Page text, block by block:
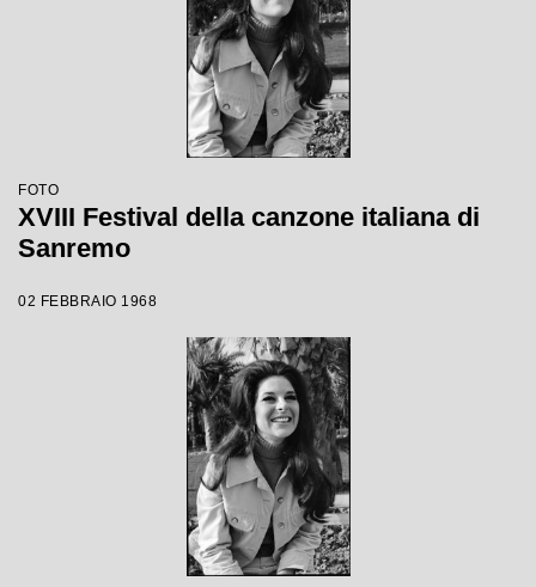
FOTO
XVIII Festival della canzone italiana di
Sanremo
02 FEBBRAIO 1968